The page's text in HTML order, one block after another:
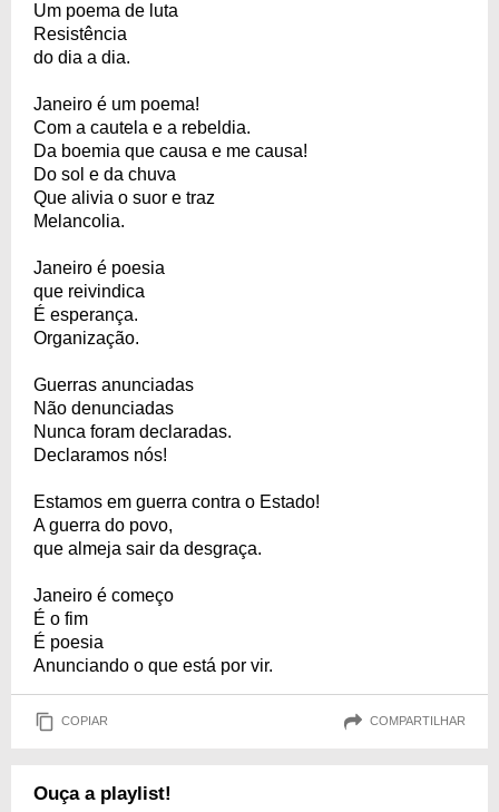
Um poema de luta
Resistência
do dia a dia.
Janeiro é um poema!
Com a cautela e a rebeldia.
Da boemia que causa e me causa!
Do sol e da chuva
Que alivia o suor e traz
Melancolia.
Janeiro é poesia
que reivindica
É esperança.
Organização.
Guerras anunciadas
Não denunciadas
Nunca foram declaradas.
Declaramos nós!
Estamos em guerra contra o Estado!
A guerra do povo,
que almeja sair da desgraça.
Janeiro é começo
É o fim
É poesia
Anunciando o que está por vir.
COPIAR COMPARTILHAR
Ouça a playlist!